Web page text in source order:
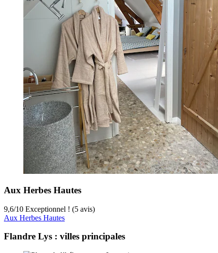
Aux Herbes Hautes
9,6/10 Exceptionnel ! (5 avis)
Aux Herbes Hautes
Flandre Lys : villes principales